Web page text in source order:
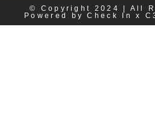
© Copyright 2024 | All
Powered by Check In x